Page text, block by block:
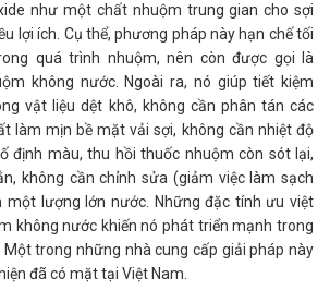
như một chất nhuộm trung gian cho sợi
lợi ích. Cụ thể, phương pháp này hạn chế tối
quá trình nhuộm, nên còn được gọi là
không nước. Ngoài ra, nó giúp tiết kiệm
vật liệu dệt khô, không cần phân tán các
làm mịn bề mặt vải sợi, không cần nhiệt độ
định màu, thu hồi thuốc nhuộm còn sót lại,
không cần chỉnh sửa (giảm việc làm sạch
một lượng lớn nước. Những đặc tính ưu việt
không nước khiến nó phát triển mạnh trong
trong những nhà cung cấp giải pháp này
đã có mặt tại Việt Nam.